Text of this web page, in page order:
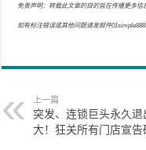
免责声明：转载此文章的目的旨在传播更多信
如有标注错误或其他问题请发邮件
上一篇
突发、连锁巨头永久退
大！狂关所有门店宣告